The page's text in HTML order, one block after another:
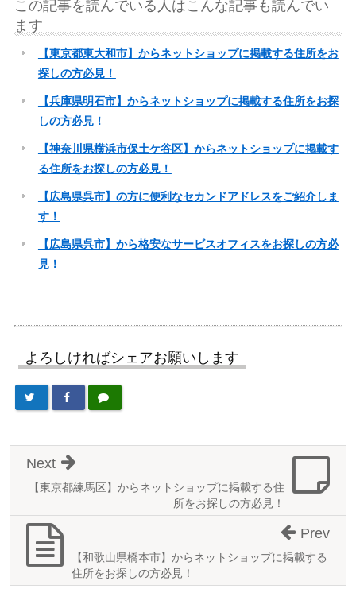
この記事を読んでいる人はこんな記事も読んでい
ます
【東京都東大和市】からネットショップに掲載する住所をお
探しの方必見！
【兵庫県明石市】からネットショップに掲載する住所をお探
しの方必見！
【神奈川県横浜市保土ケ谷区】からネットショップに掲載す
る住所をお探しの方必見！
【広島県呉市】の方に便利なセカンドアドレスをご紹介しま
す！
【広島県呉市】から格安なサービスオフィスをお探しの方必
見！
よろしければシェアお願いします
【東京都練馬区】からネットショップに掲載する住
所をお探しの方必見！
Next
【和歌山県橋本市】からネットショップに掲載する
住所をお探しの方必見！
Prev